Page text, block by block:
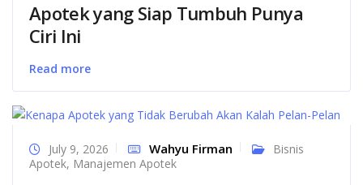
Apotek yang Siap Tumbuh Punya
Ciri Ini
Read more
July 9, 2026 Wahyu Firman
Bisnis
Apotek, Manajemen Apotek